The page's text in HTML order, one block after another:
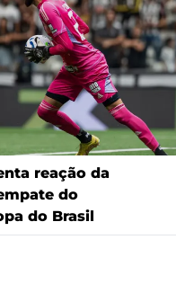
reação da
do
do Brasil